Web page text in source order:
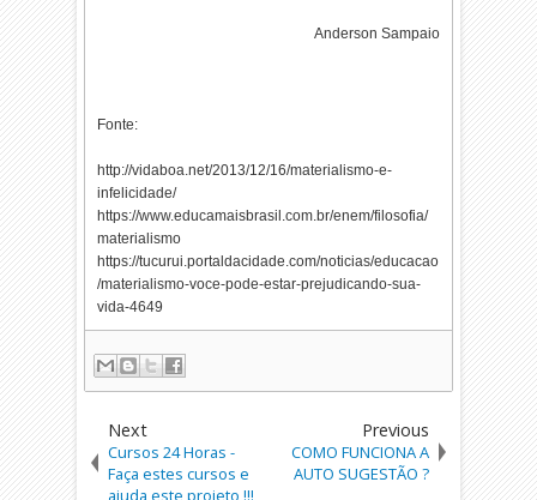
Anderson Sampaio
Fonte:
http://vidaboa.net/2013/12/16/materialismo-e-
infelicidade/
https://www.educamaisbrasil.com.br/enem/filosofia/
materialismo
https://tucurui.portaldacidade.com/noticias/educacao
/materialismo-voce-pode-estar-prejudicando-sua-
vida-4649
Next
Cursos 24 Horas -
Faça estes cursos e
Previous
COMO FUNCIONA A
AUTO SUGESTÃO ?